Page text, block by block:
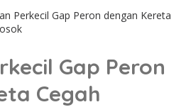
Perkecil Gap Peron dengan Kereta
Gap Peron
Cegah